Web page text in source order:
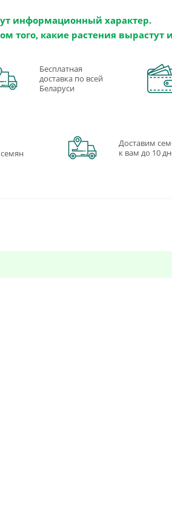
информационный характер.
того, какие растения вырастут
Бесплатная
доставка по всей
Беларуси
Доставим
к вам до 10